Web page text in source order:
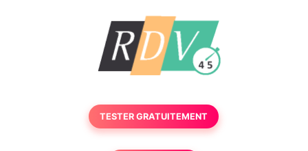
TESTER GRATUITEMENT